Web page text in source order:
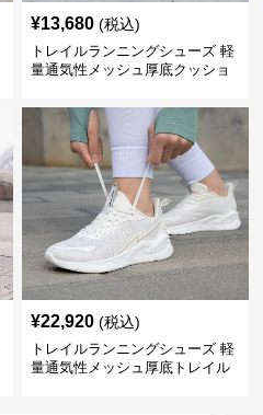
¥13,680 (税込)
トレイルランニングシューズ 軽
量通気性メッシュ厚底クッショ
¥22,920 (税込)
トレイルランニングシューズ 軽
量通気性メッシュ厚底トレイル